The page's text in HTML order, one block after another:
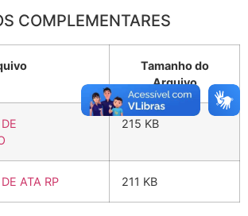
COMPLEMENTARES
Tamanho do
Arquivo
215 KB
ATA RP 211 KB